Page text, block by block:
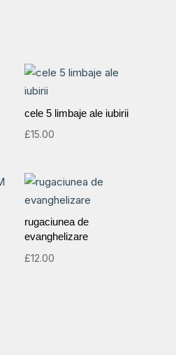
cele 5 limbaje ale iubirii
£15.00
rugaciunea de
evanghelizare
£12.00